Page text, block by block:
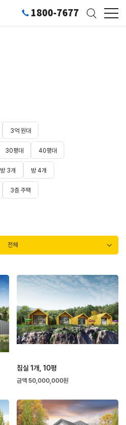
1800-7677
3억 원대
30평대 40평대
방 3개 방 4개
3층 주택
전체
침실 1개, 10평
금액 50,000,000원